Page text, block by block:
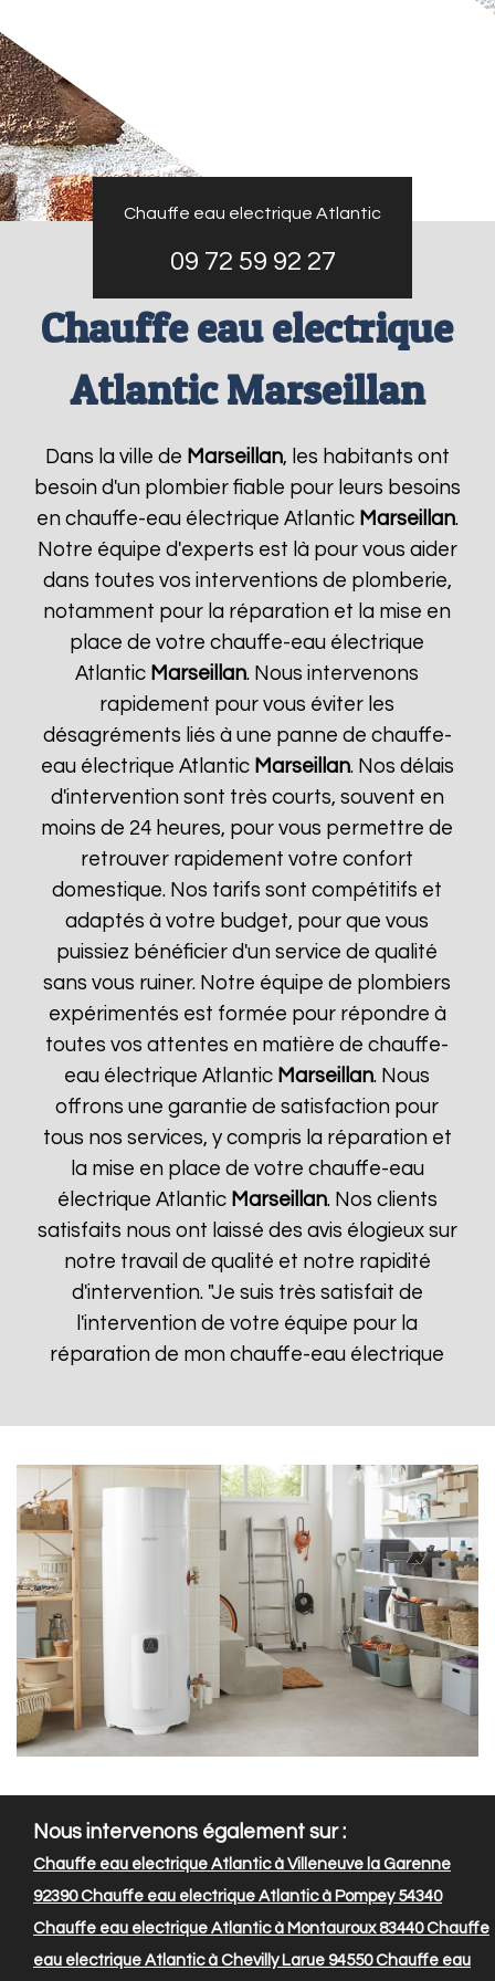
Chauffe eau electrique Atlantic
09 72 59 92 27
Chauffe eau electrique
Atlantic Marseillan
Dans la ville de Marseillan, les habitants ont
besoin d'un plombier fiable pour leurs besoins
en chauffe-eau électrique Atlantic Marseillan.
Notre équipe d'experts est là pour vous aider
dans toutes vos interventions de plomberie,
notamment pour la réparation et la mise en
place de votre chauffe-eau électrique
Atlantic Marseillan. Nous intervenons
rapidement pour vous éviter les
désagréments liés à une panne de chauffe-
eau électrique Atlantic Marseillan. Nos délais
d'intervention sont très courts, souvent en
moins de 24 heures, pour vous permettre de
retrouver rapidement votre confort
domestique. Nos tarifs sont compétitifs et
adaptés à votre budget, pour que vous
puissiez bénéficier d'un service de qualité
sans vous ruiner. Notre équipe de plombiers
expérimentés est formée pour répondre à
toutes vos attentes en matière de chauffe-
eau électrique Atlantic Marseillan. Nous
offrons une garantie de satisfaction pour
tous nos services, y compris la réparation et
la mise en place de votre chauffe-eau
électrique Atlantic Marseillan. Nos clients
satisfaits nous ont laissé des avis élogieux sur
notre travail de qualité et notre rapidité
d'intervention. "Je suis très satisfait de
l'intervention de votre équipe pour la
réparation de mon chauffe-eau électrique
Nous intervenons également sur :
Chauffe eau electrique Atlantic à Villeneuve la Garenne
92390Chauffe eau electrique Atlantic à Pompey 54340
Chauffe eau electrique Atlantic à Montauroux 83440Chauffe
eau electrique Atlantic à Chevilly Larue 94550Chauffe eau